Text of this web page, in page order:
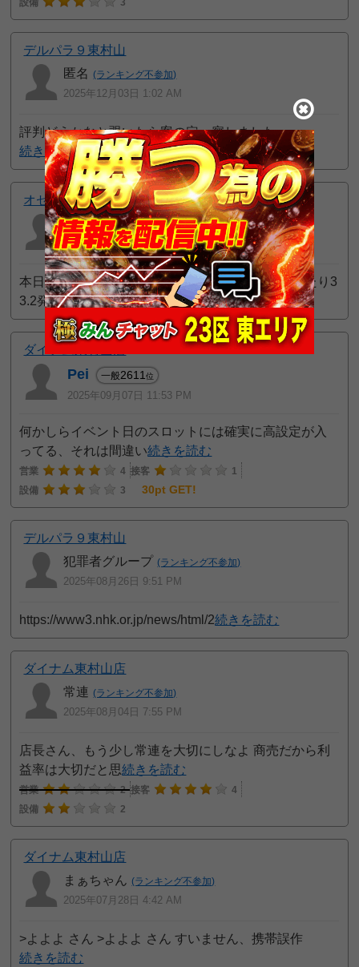
設備 3
デルパラ９東村山
匿名 (ランキング不参加)
2025年12月03日 1:02 AM
評判どうかなと覗いたら案の定 察しました
続きを読む
オゼック久米川
カプシ 一般 5968位
2025年11月26日 11:51 PM
本日久々に伺いましたが、4パチの交換は100円あたり3
3.2発(小計続きを読む 5pt GET!
ダイナム東村山店
Pei 一般2611位
2025年09月07日 11:53 PM
何かしらイベント日のスロットには確実に高設定が入
ってる、それは間違い続きを読む
営業 4 接客
1
設備
3 30pt GET!
デルパラ９東村山
犯罪者グループ (ランキング不参加)
2025年08月26日 9:51 PM
https://www3.nhk.or.jp/news/html/2続きを読む
ダイナム東村山店
常連 (ランキング不参加)
2025年08月04日 7:55 PM
店長さん、もう少し常連を大切にしなよ 商売だから利
益率は大切だと思続きを読む
営業 2 接客
4
設備
2
ダイナム東村山店
まぁちゃん (ランキング不参加)
2025年07月28日 4:42 AM
>よよよ さん >よよよ さん すいません、携帯誤作
続きを読む